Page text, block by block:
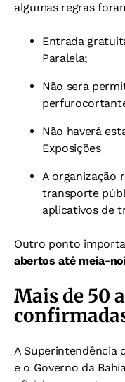
algumas regras
Entrada
Paralela;
Não será
Não haverá
Exposições
A organização
transporte
aplicativos de
Outro ponto
abertos até meia-
Mais de 50
A Superintendência
e o Governo da